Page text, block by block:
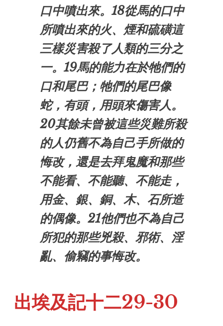
口中噴出來。18從馬的口中
所噴出來的火、煙和硫磺這
三樣災害殺了人類的三分之
一。19馬的能力在於牠們的
口和尾巴；牠們的尾巴像
蛇，有頭，用頭來傷害人。
20其餘未曾被這些災難所殺
的人仍舊不為自己手所做的
悔改，還是去拜鬼魔和那些
不能看、不能聽、不能走，
用金、銀、銅、木、石所造
的偶像。21他們也不為自己
所犯的那些兇殺、邪術、淫
亂、偷竊的事悔改。
出埃及記十二29-30